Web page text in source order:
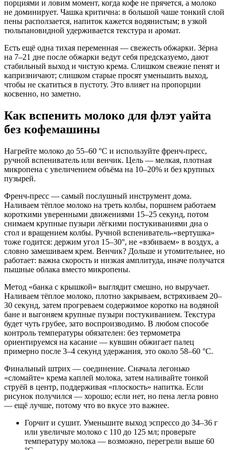
порциями и ловим момент, когда кофе не прячется, а молоко
не доминирует. Чашка критична: в большой чаше тонкий слой
пены расползается, напиток кажется водянистым; в узкой
тюльпановидной удерживается текстура и аромат.
Есть ещё одна тихая переменная — свежесть обжарки. Зёрна
на 7–21 дне после обжарки ведут себя предсказуемо, дают
стабильный выход и чистую крема. Слишком свежие пенят и
капризничают; слишком старые просят уменьшить выход,
чтобы не скатиться в пустоту. Это влияет на пропорции
косвенно, но заметно.
Как вспенить молоко для флэт уайта
без кофемашины
Нагрейте молоко до 55–60 °C и используйте френч-пресс,
ручной вспениватель или венчик. Цель — мелкая, плотная
микропена с увеличением объёма на 10–20% и без крупных
пузырей.
Френч-пресс — самый послушный инструмент дома.
Наливаем тёплое молоко на треть колбы, поршнем работаем
короткими уверенными движениями 15–25 секунд, потом
снимаем крупные пузыри лёгкими постукиваниями дна о
стол и вращением колбы. Ручной вспениватель-«вертушка»
тоже годится: держим угол 15–30°, не «взбиваем» в воздух, а
словно замешиваем крем. Венчик? Дольше и утомительнее, но
работает: важна скорость и низкая амплитуда, иначе получатся
пышные облака вместо микропены.
Метод «банка с крышкой» выглядит смешно, но выручает.
Наливаем тёплое молоко, плотно закрываем, встряхиваем 20–
30 секунд, затем прогреваем содержимое коротко на водяной
бане и выгоняем крупные пузыри постукиванием. Текстура
будет чуть грубее, зато воспроизводимо. В любом способе
контроль температуры обязателен: без термометра
ориентируемся на касание — кувшин обжигает палец
примерно после 3–4 секунд удержания, это около 58–60 °C.
Финальный штрих — соединение. Сначала легонько
«сломайте» крема каплей молока, затем наливайте тонкой
струёй в центр, поддерживая «плоскость» напитка. Если
рисунок получился — хорошо; если нет, но пена легла ровно
— ещё лучше, потому что во вкусе это важнее.
Горчит и сушит. Уменьшите выход эспрессо до 34–36 г
или увеличьте молоко с 110 до 125 мл; проверьте
температуру молока — возможно, перегрели выше 60